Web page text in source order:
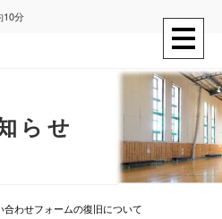
10分
らせ
合わせフォームの復旧について